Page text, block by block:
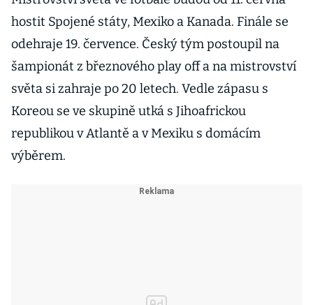
hostit Spojené státy, Mexiko a Kanada. Finále se
odehraje 19. července. Český tým postoupil na
šampionát z březnového play off a na mistrovství
světa si zahraje po 20 letech. Vedle zápasu s
Koreou se ve skupině utká s Jihoafrickou
republikou v Atlantě a v Mexiku s domácím
výběrem.